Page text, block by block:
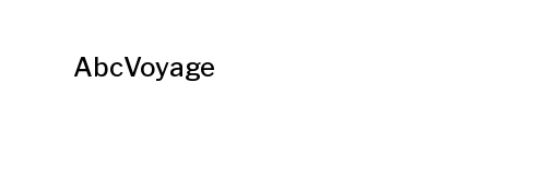
AbcVoyage